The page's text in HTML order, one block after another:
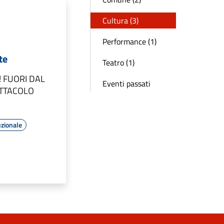
FUORI DAL
Cultura (3)
Performance (1)
Teatro (1)
Eventi passati